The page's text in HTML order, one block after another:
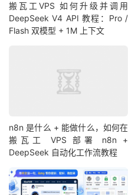
搬瓦工VPS 如何升级并调用
DeepSeek V4 API 教程：Pro /
Flash 双模型 + 1M 上下文
n8n 是什么 + 能做什么，如何在
搬瓦工 VPS 部署 n8n +
DeepSeek 自动化工作流教程